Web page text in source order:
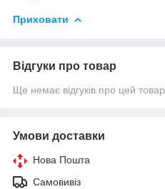
Приховати
Відгуки про товар
Ще немає відгуків про цей товар
Умови доставки
Нова Пошта
Самовивіз